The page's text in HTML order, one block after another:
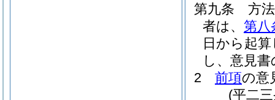
第九条
方
者は、 第八
日から起
し、意見
2
前項の意
(平二